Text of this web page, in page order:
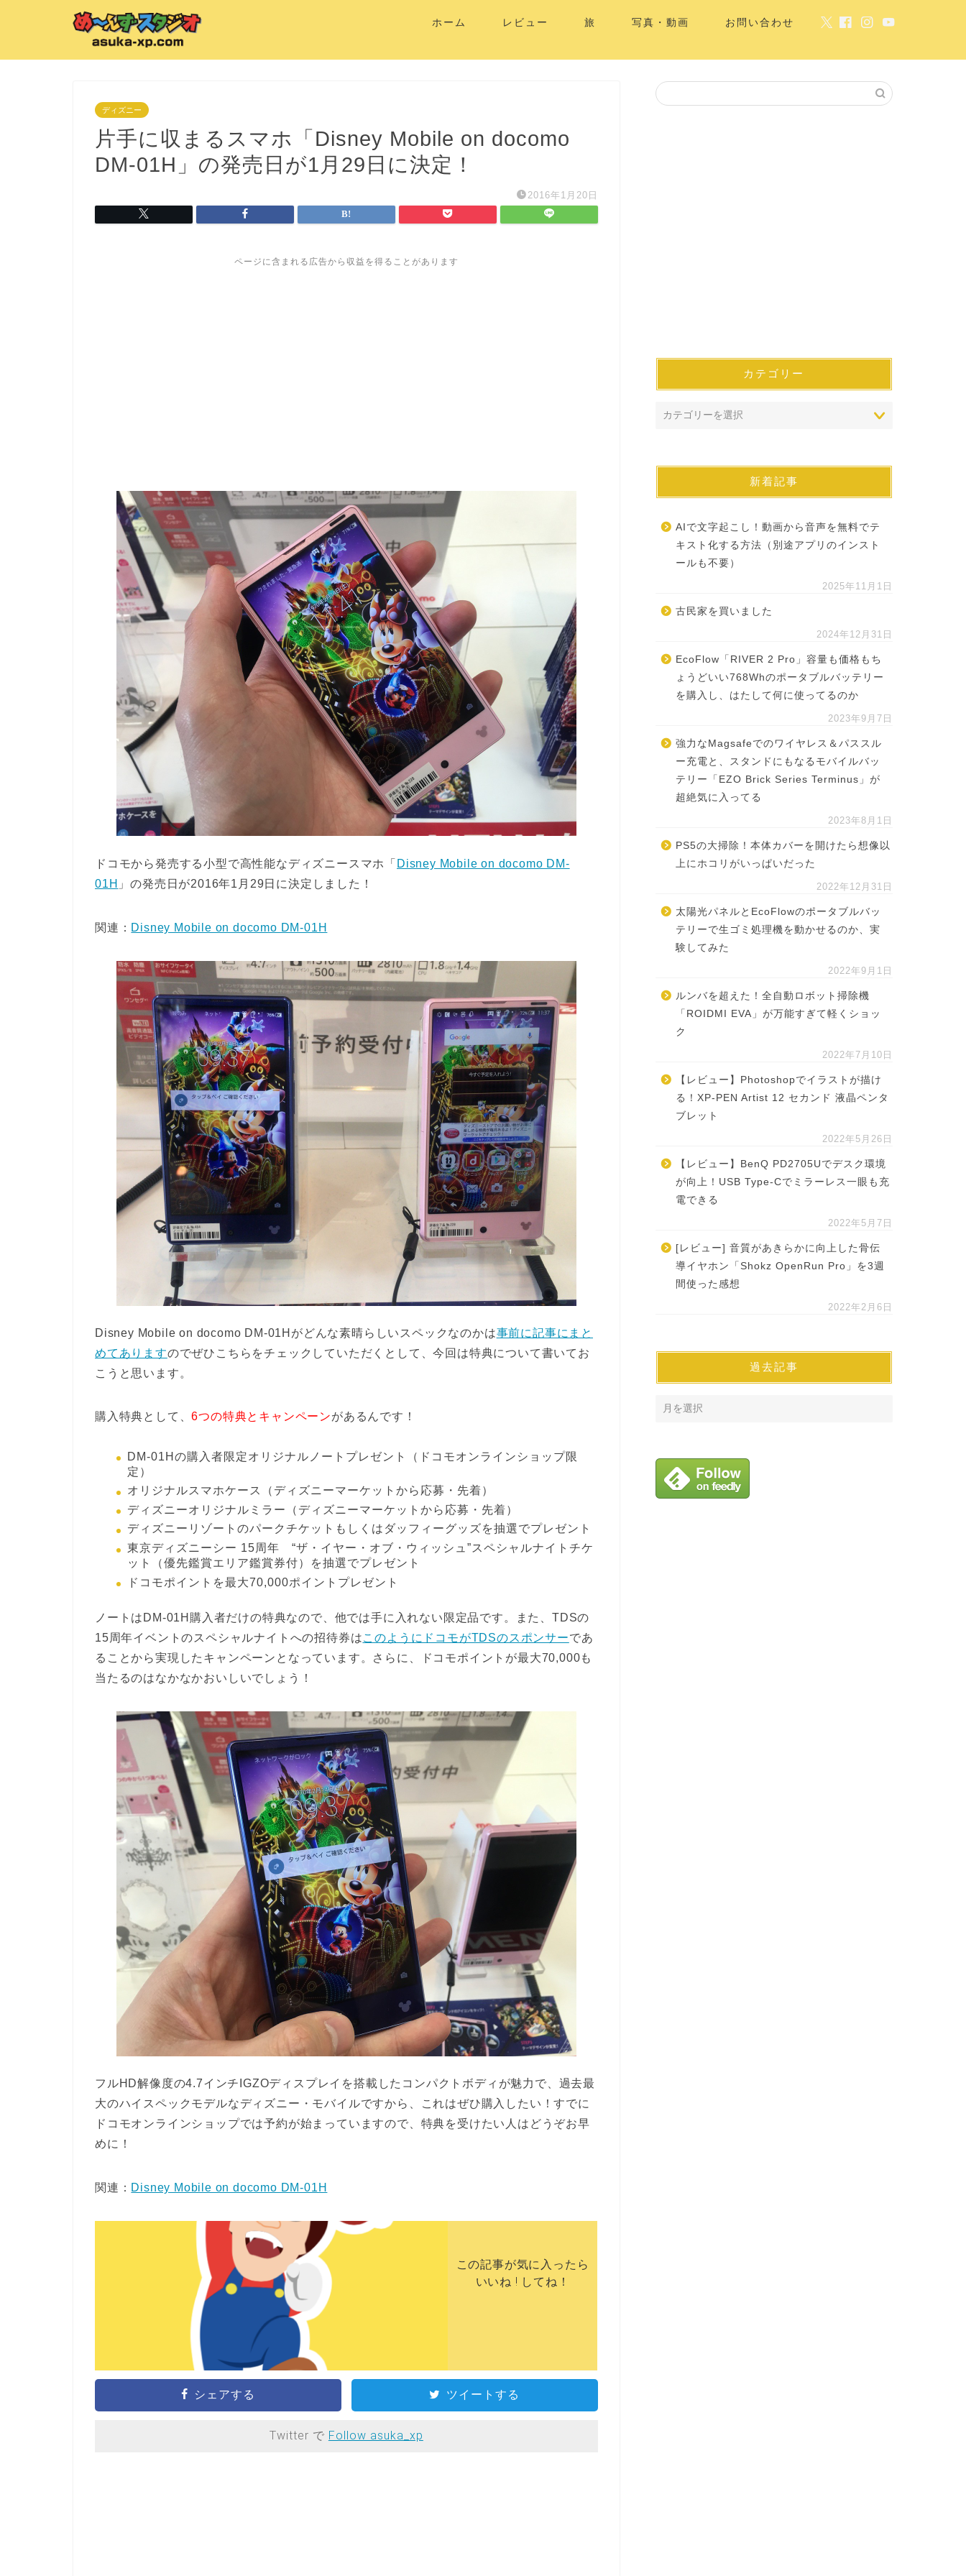
ホーム レビュー 旅 写真・動画 お問い合わせ
ディズニー
片手に収まるスマホ「Disney Mobile on docomo
DM-01H」の発売日が1月29日に決定！
2016年1月20日
ページに含まれる広告から収益を得ることがあります
ドコモから発売する小型で高性能なディズニースマホ「 Disney Mobile on docomo DM-
01H 」の発売日が2016年1月29日に決定しました！
関連： Disney Mobile on docomo DM-01H
Disney Mobile on docomo DM-01Hがどんな素晴らしいスペックなのかは事前に記事にまと
めてありますのでぜひこちらをチェックしていただくとして、今回は特典について書いてお
こうと思います。
購入特典として、6つの特典とキャンペーンがあるんです！
DM-01Hの購入者限定オリジナルノートプレゼント（ドコモオンラインショップ限
定）
オリジナルスマホケース（ディズニーマーケットから応募・先着）
ディズニーオリジナルミラー（ディズニーマーケットから応募・先着）
ディズニーリゾートのパークチケットもしくはダッフィーグッズを抽選でプレゼント
東京ディズニーシー 15周年 “ザ・イヤー・オブ・ウィッシュ”スペシャルナイトチケ
ット（優先鑑賞エリア鑑賞券付）を抽選でプレゼント
ドコモポイントを最大70,000ポイントプレゼント
ノートはDM-01H購入者だけの特典なので、他では手に入れない限定品です。また、TDSの
15周年イベントのスペシャルナイトへの招待券はこのようにドコモがTDSのスポンサーであ
ることから実現したキャンペーンとなっています。さらに、ドコモポイントが最大70,000も
当たるのはなかなかおいしいでしょう！
フルHD解像度の4.7インチIGZOディスプレイを搭載したコンパクトボディが魅力で、過去最
大のハイスペックモデルなディズニー・モバイルですから、これはぜひ購入したい！すでに
ドコモオンラインショップでは予約が始まっていますので、特典を受けたい人はどうぞお早
めに！
関連： Disney Mobile on docomo DM-01H
この記事が気に入ったら
いいね ! してね！
シェアする ツイートする
Twitter で Follow asuka_xp
カテゴリー
新着記事
AIで文字起こし！動画から音声を無料でテ
キスト化する方法（別途アプリのインスト
ールも不要）
2025年11月1日
古民家を買いました
2024年12月31日
EcoFlow「RIVER 2 Pro」容量も価格もち
ょうどいい768Whのポータブルバッテリー
を購入し、はたして何に使ってるのか
2023年9月7日
強力なMagsafeでのワイヤレス＆パススル
ー充電と、スタンドにもなるモバイルバッ
テリー「EZO Brick Series Terminus」が
超絶気に入ってる
2023年8月1日
PS5の大掃除！本体カバーを開けたら想像以
上にホコリがいっぱいだった
2022年12月31日
太陽光パネルとEcoFlowのポータブルバッ
テリーで生ゴミ処理機を動かせるのか、実
験してみた
2022年9月1日
ルンバを超えた！全自動ロボット掃除機
「ROIDMI EVA」が万能すぎて軽くショッ
ク
2022年7月10日
【レビュー】Photoshopでイラストが描け
る！XP-PEN Artist 12 セカンド 液晶ペンタ
ブレット
2022年5月26日
【レビュー】BenQ PD2705Uでデスク環境
が向上！USB Type-Cでミラーレス一眼も充
電できる
2022年5月7日
[レビュー] 音質があきらかに向上した骨伝
導イヤホン「Shokz OpenRun Pro」を3週
間使った感想
2022年2月6日
過去記事